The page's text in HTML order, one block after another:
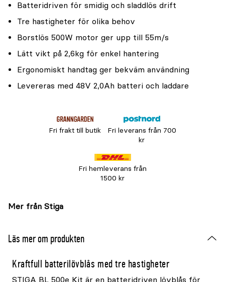
Batteridriven för smidig och sladdlös drift
Tre hastigheter för olika behov
Borstlös 500W motor ger upp till 55m/s
Lätt vikt på 2,6kg för enkel hantering
Ergonomiskt handtag ger bekväm användning
Levereras med 48V 2,0Ah batteri och laddare
Fri frakt till butik
Fri leverans från 700
kr
Fri hemleverans från
1500 kr
Mer från Stiga
Läs mer om produkten
Kraftfull batterilövblås med tre hastigheter
STIGA BL 500e Kit är en batteridriven lövblås för